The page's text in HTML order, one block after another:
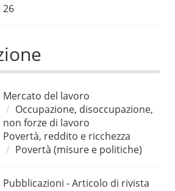
26
Mercato del lavoro
Occupazione, disoccupazione,
non forze di lavoro
Povertà, reddito e ricchezza
Povertà (misure e politiche)
Pubblicazioni - Articolo di rivista